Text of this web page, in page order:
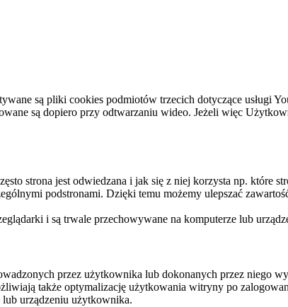
są pliki cookies podmiotów trzecich dotyczące usługi
są dopiero przy odtwarzaniu wideo. Jeżeli więc
strona jest odwiedzana i jak się z niej korzysta np. które
podstronami. Dzięki temu możemy ulepszać
i są trwale przechowywane na komputerze lub
przez użytkownika lub dokonanych przez niego
także optymalizację użytkowania witryny po
urządzeniu użytkownika.